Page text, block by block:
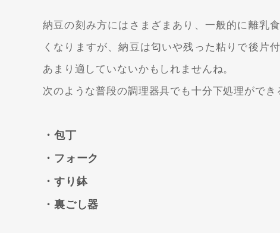
納豆の刻み方にはさまざまあり、一般的に離乳
くなりますが、納豆は匂いや残った粘りで後片
あまり適していないかもしれませんね。
次のような普段の調理器具でも十分下処理ができ
・包丁
・フォーク
・すり鉢
・裏ごし器